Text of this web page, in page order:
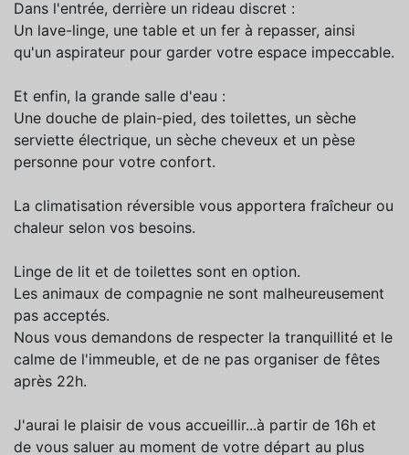
Dans l'entrée, derrière un rideau discret :
Un lave-linge, une table et un fer à repasser, ainsi
qu'un aspirateur pour garder votre espace impeccable.
Et enfin, la grande salle d'eau :
Une douche de plain-pied, des toilettes, un sèche
serviette électrique, un sèche cheveux et un pèse
personne pour votre confort.
La climatisation réversible vous apportera fraîcheur ou
chaleur selon vos besoins.
Linge de lit et de toilettes sont en option.
Les animaux de compagnie ne sont malheureusement
pas acceptés.
Nous vous demandons de respecter la tranquillité et le
calme de l'immeuble, et de ne pas organiser de fêtes
après 22h.
J'aurai le plaisir de vous accueillir...à partir de 16h et
de vous saluer au moment de votre départ au plus